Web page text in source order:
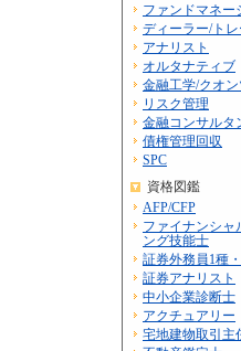
ファンドマネー
ディーラー/ト
アナリスト
オルタナティブ
金融工学/クオン
リスク管理
金融コンサルタ
債権管理回収
SPC
資格図鑑
AFP/CFP
ファイナンシャ
ング技能士
証券外務員1種
証券アナリスト
中小企業診断士
アクチュアリー
宅地建物取引主